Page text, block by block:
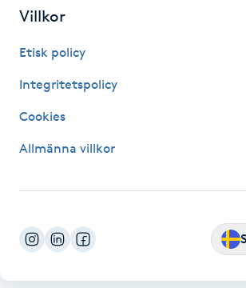
Klangmassage
Villkor
Etisk policy
Integritetspolicy
Cookies
Allmänna villkor